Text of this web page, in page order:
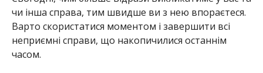
чи інша справа, тим швидше ви з нею впораєтеся.
Варто скористатися моментом і завершити всі
неприємні справи, що накопичилися останнім
часом.